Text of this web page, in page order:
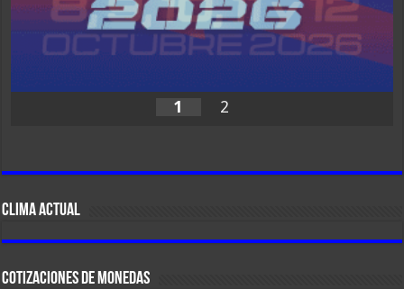
1 2
CLIMA ACTUAL
COTIZACIONES DE MONEDAS